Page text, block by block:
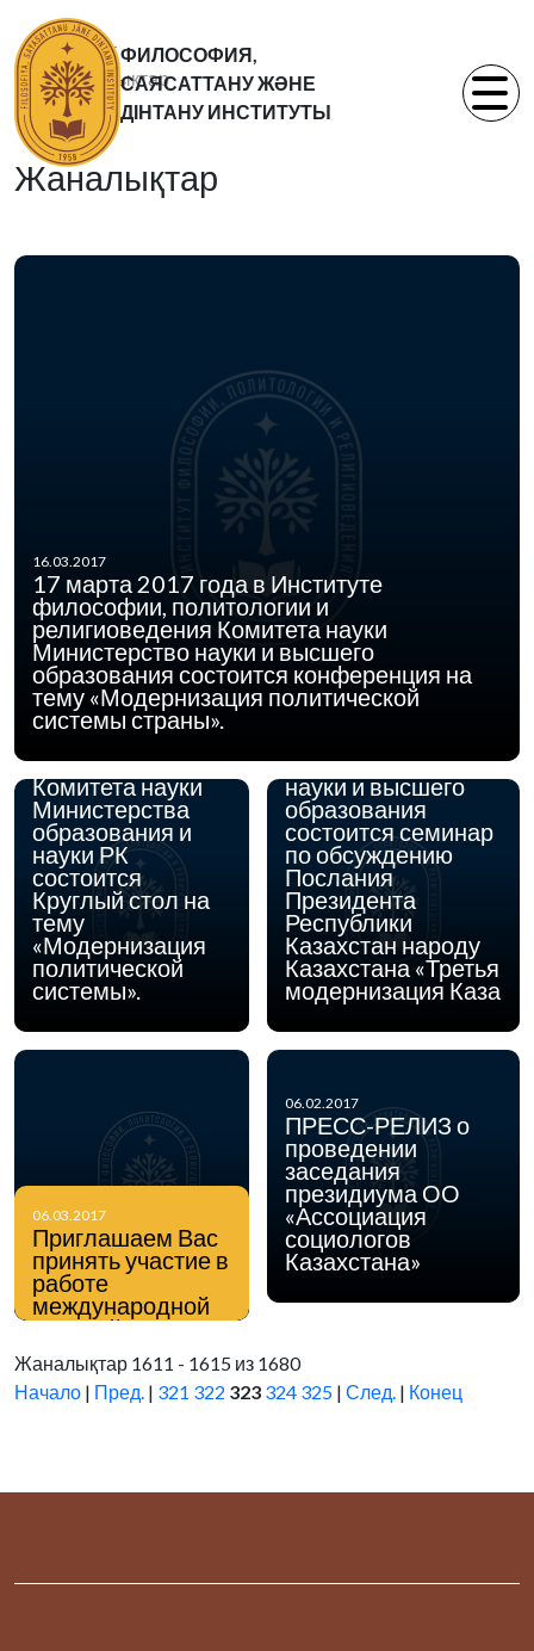
ФИЛОСОФИЯ,
САЯСАТТАНУ ЖӘНЕ
ДІНТАНУ ИНСТИТУТЫ
Басты бет
Жаналықтар
Статьи
Жаналықтар
16.03.2017
17 марта 2017 года в Институте
философии, политологии и
религиоведения Комитета науки
Министерство науки и высшего
образования состоится конференция на
тему «Модернизация политической
системы страны».
06.03.2017
Приглашаем Вас
принять участие в
работе
международной
научной
«Актуальные
проблемы
летию доктора
РК А.Н.
16.02.2017
20 февраля 2017
г. в 10.00 ч. в
Институте
философии,
политологии и
религиоведения
Комитета науки
Министерства
образования и
науки РК
состоится
Круглый стол на
тему
«Модернизация
политической
системы».
10.02.2017
2 марта 2017 года
в Институте
философии,
политологии и
Министерство
науки и высшего
образования
состоится семинар
по обсуждению
Послания
Президента
Республики
Казахстан народу
Казахстана «Третья
модернизация Каза
06.02.2017
ПРЕСС-РЕЛИЗ о
проведении
заседания
президиума ОО
«Ассоциация
социологов
Казахстана»
Жаналықтар 1611 - 1615 из 1680
Начало | Пред. | 321 322 323 324 325 | След. | Конец